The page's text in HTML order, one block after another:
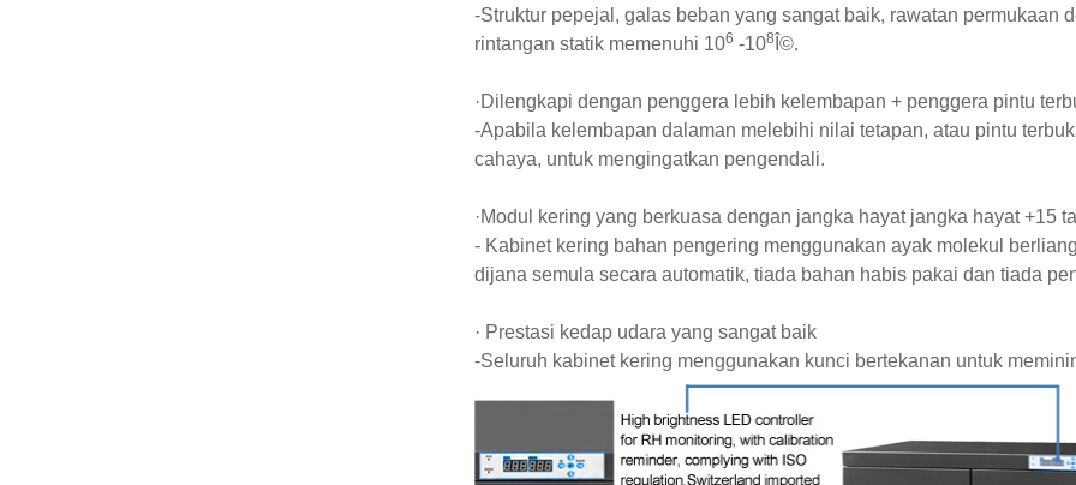
-Struktur pepejal, galas beban yang sangat baik, rawatan permukaan
rintangan statik memenuhi 106 -108 Î©.
·Dilengkapi dengan penggera lebih kelembapan + penggera pintu
-Apabila kelembapan dalaman melebihi nilai tetapan, atau pintu
cahaya, untuk mengingatkan pengendali.
·Modul kering yang berkuasa dengan jangka hayat jangka hayat +15
- Kabinet kering bahan pengering menggunakan ayak molekul
dijana semula secara automatik, tiada bahan habis pakai dan tiada
· Prestasi kedap udara yang sangat baik
-Seluruh kabinet kering menggunakan kunci bertekanan untuk